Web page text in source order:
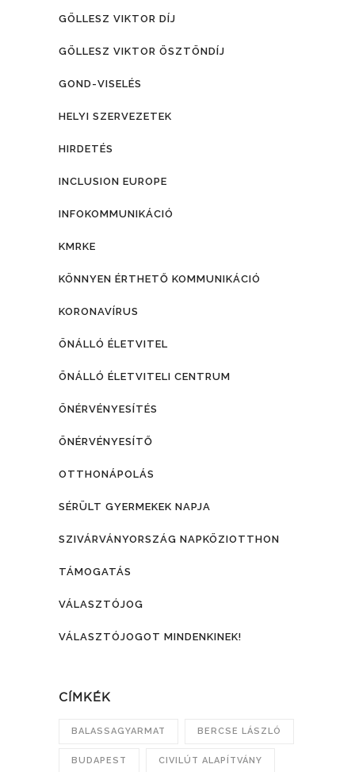
GÖLLESZ VIKTOR DÍJ
GÖLLESZ VIKTOR ÖSZTÖNDÍJ
GOND-VISELÉS
HELYI SZERVEZETEK
HIRDETÉS
INCLUSION EUROPE
INFOKOMMUNIKÁCIÓ
KMRKE
KÖNNYEN ÉRTHETŐ KOMMUNIKÁCIÓ
KORONAVÍRUS
ÖNÁLLÓ ÉLETVITEL
ÖNÁLLÓ ÉLETVITELI CENTRUM
ÖNÉRVÉNYESÍTÉS
ÖNÉRVÉNYESÍTŐ
OTTHONÁPOLÁS
SÉRÜLT GYERMEKEK NAPJA
SZIVÁRVÁNYORSZÁG NAPKÖZIOTTHON
TÁMOGATÁS
VÁLASZTÓJOG
VÁLASZTÓJOGOT MINDENKINEK!
CÍMKÉK
BALASSAGYARMAT BERCSE LÁSZLÓ
BUDAPEST CIVILÚT ALAPÍTVÁNY